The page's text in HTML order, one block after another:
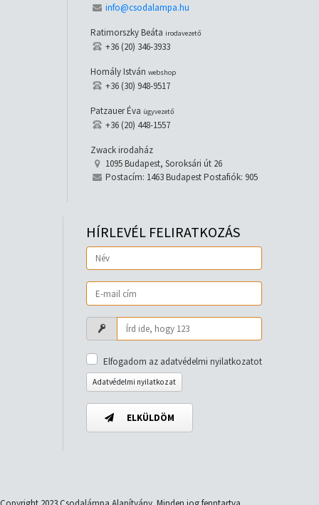
info@csodalampa.hu
Ratimorszky Beáta irodavezető
+36 (20) 346-3933
Homály István webshop
+36 (30) 948-9517
Patzauer Éva ügyvezető
+36 (20) 448-1557
Zwack irodaház
1095 Budapest, Soroksári út 26
Postacím: 1463 Budapest Postafiók: 905
HÍRLEVÉL FELIRATKOZÁS
Elfogadom az adatvédelmi nyilatkozatot
Adatvédelmi nyilatkozat
ELKÜLDÖM